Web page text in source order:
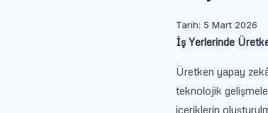
Tarih: 5 Mart 2026
İş Yerlerinde
Üretken yapay
teknolojik
içeriklerin